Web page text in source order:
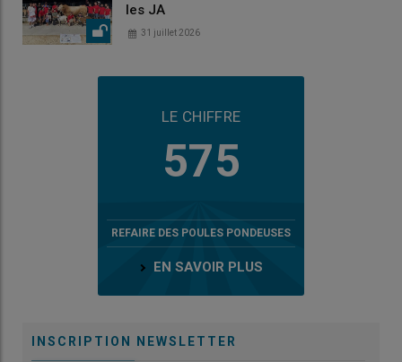
les JA
31 juillet 2026
LE CHIFFRE
575
REFAIRE DES POULES PONDEUSES
EN SAVOIR PLUS
INSCRIPTION NEWSLETTER